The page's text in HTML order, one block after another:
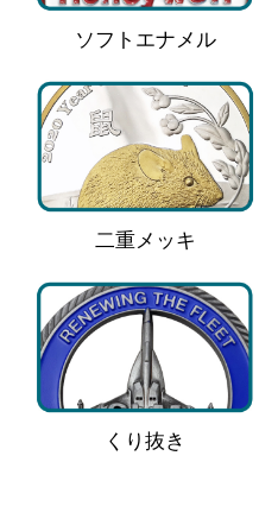
ソフトエナメル
二重メッキ
くり抜き